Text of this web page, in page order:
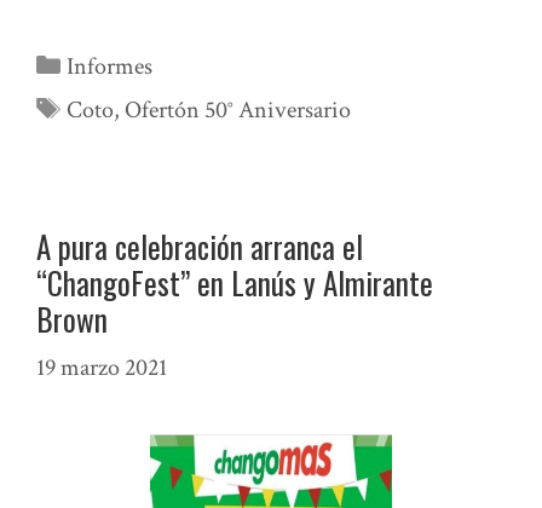
Categorías
Informes
Etiquetas
Coto, Ofertón 50° Aniversario
A pura celebración arranca el
“ChangoFest” en Lanús y Almirante
Brown
19 marzo 2021